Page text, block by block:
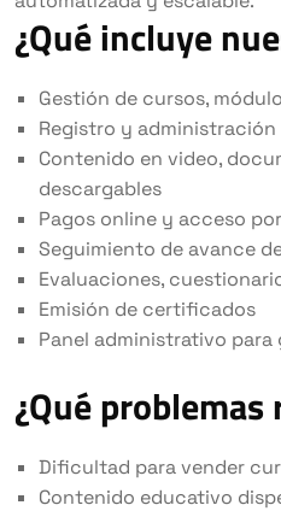
¿Qué incluye
Gestión de cursos,
Registro y administración
Contenido en video,
descargables
Pagos online y acceso
Seguimiento de avance
Evaluaciones,
Emisión de certificados
Panel administrativo
¿Qué problemas
Dificultad para vender
Contenido educativo